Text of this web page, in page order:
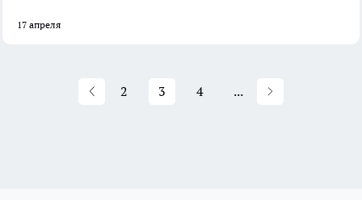
17 апреля
2 3 4 ...